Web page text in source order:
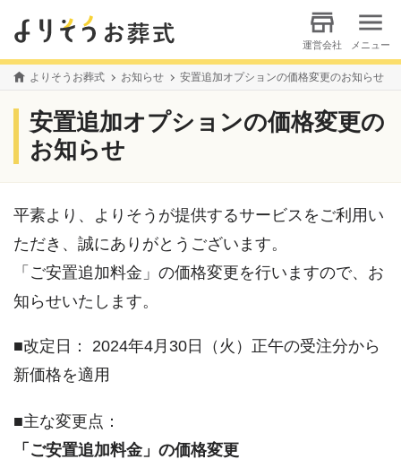
運営会社 メニュー
よりそうお葬式 お知らせ 安置追加オプションの価格変更のお知らせ
安置追加オプションの価格変更の
お知らせ
平素より、よりそうが提供するサービスをご利用い
ただき、誠にありがとうございます。
「ご安置追加料金」の価格変更を行いますので、お
知らせいたします。
■改定日： 2024年4月30日（火）正午の受注分から
新価格を適用
■主な変更点：
「ご安置追加料金」の価格変更